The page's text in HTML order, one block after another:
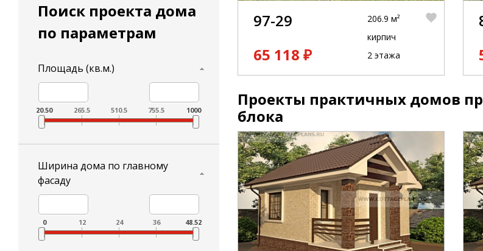
Поиск проекта дома
по параметрам
Площадь (кв.м.)
20.50 265.5 510.5 755.5 1000
Ширина дома по главному
фасаду
0 12 24 36 48.52
97-29
65 118 ₽
206.9 м²
кирпич
2 этажа
Проекты практичных домов
блока